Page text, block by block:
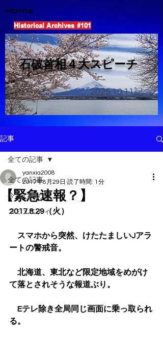
Home
Historical Archives #101
​石破首相４大スピーチ
2025.10.11記
記事
全ての記事
今すぐ始める
コミュニティ
全ての記事
【緊急速報？】
yanxia2008
2017年8月29日 読了時間: 1分
2017.8.29（火）
スマホから突然、けたたましいJアラ
ートの警戒音。
北海道、東北など限定地域をめがけ
て落とされそうな報道ぶり。
Eテレ除き全局同じ画面に乗っ取られ
る。